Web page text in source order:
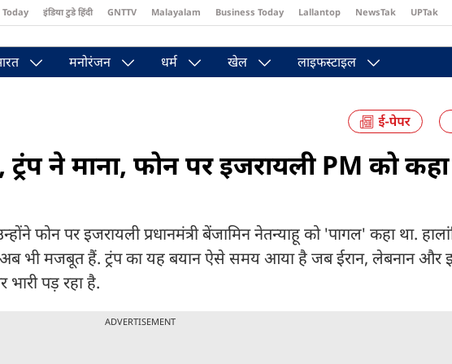
इंडिया टुडे हिंदी GNTTV Malayalam Business Today Lallantop NewsTak UPTak
मनोरंजन धर्म खेल लाइफस्टाइल
ने माना, फोन पर इजरायली PM को
उन्होंने फोन पर इजरायली प्रधानमंत्री बेंजामिन नेतन्याहू को 'पागल' कहा था.
अब भी मजबूत हैं. ट्रंप का यह बयान ऐसे समय आया है जब ईरान, लेबनान और
भारी पड़ रहा है.
ADVERTISEMENT